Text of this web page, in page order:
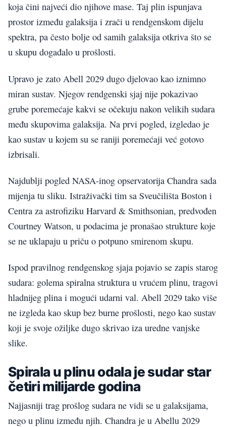
koja čini najveći dio njihove mase. Taj plin ispunjava
prostor između galaksija i zrači u rendgenskom dijelu
spektra, pa često bolje od samih galaksija otkriva što se
u skupu događalo u prošlosti.
Upravo je zato Abell 2029 dugo djelovao kao iznimno
miran sustav. Njegov rendgenski sjaj nije pokazivao
grube poremećaje kakvi se očekuju nakon velikih sudara
među skupovima galaksija. Na prvi pogled, izgledao je
kao sustav u kojem su se raniji poremećaji već gotovo
izbrisali.
Najdublji pogled NASA-inog opservatorija Chandra sada
mijenja tu sliku. Istraživački tim sa Sveučilišta Boston i
Centra za astrofiziku Harvard & Smithsonian, predvođen
Courtney Watson, u podacima je pronašao strukture koje
se ne uklapaju u priču o potpuno smirenom skupu.
Ispod pravilnog rendgenskog sjaja pojavio se zapis starog
sudara: golema spiralna struktura u vrućem plinu, tragovi
hladnijeg plina i mogući udarni val. Abell 2029 tako više
ne izgleda kao skup bez burne prošlosti, nego kao sustav
koji je svoje ožiljke dugo skrivao iza uredne vanjske
slike.
Spirala u plinu odala je sudar star
četiri milijarde godina
Najjasniji trag prošlog sudara ne vidi se u galaksijama,
nego u plinu između njih. Chandra je u Abellu 2029